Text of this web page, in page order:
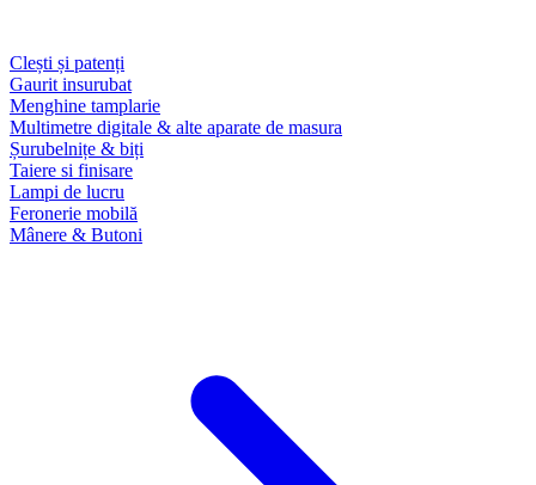
Clești și patenți
Gaurit insurubat
Menghine tamplarie
Multimetre digitale & alte aparate de masura
Șurubelnițe & biți
Taiere si finisare
Lampi de lucru
Feronerie mobilă
Mânere & Butoni